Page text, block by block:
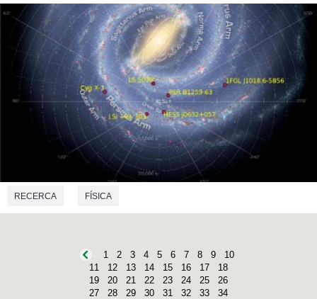
RECERCA FÍSICA
1 2 3 4 5 6 7 8 9
10
11
12 13 14 15 16 17
18
19
20 21 22 23 24 25
26
27
28 29 30 31 32 33
34